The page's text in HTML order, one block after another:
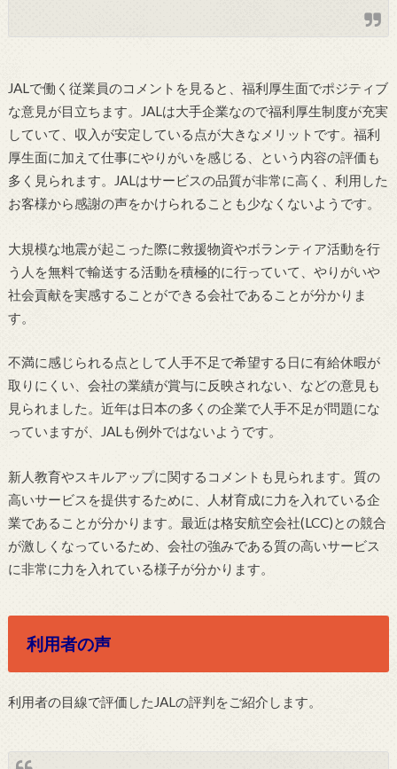
JALで働く従業員のコメントを見ると、福利厚生面でポジティブ
な意見が目立ちます。JALは大手企業なので福利厚生制度が充実
していて、収入が安定している点が大きなメリットです。福利
厚生面に加えて仕事にやりがいを感じる、という内容の評価も
多く見られます。JALはサービスの品質が非常に高く、利用した
お客様から感謝の声をかけられることも少なくないようです。
大規模な地震が起こった際に救援物資やボランティア活動を行
う人を無料で輸送する活動を積極的に行っていて、やりがいや
社会貢献を実感することができる会社であることが分かりま
す。
不満に感じられる点として人手不足で希望する日に有給休暇が
取りにくい、会社の業績が賞与に反映されない、などの意見も
見られました。近年は日本の多くの企業で人手不足が問題にな
っていますが、JALも例外ではないようです。
新人教育やスキルアップに関するコメントも見られます。質の
高いサービスを提供するために、人材育成に力を入れている企
業であることが分かります。最近は格安航空会社(LCC)との競合
が激しくなっているため、会社の強みである質の高いサービス
に非常に力を入れている様子が分かります。
利用者の声
利用者の目線で評価したJALの評判をご紹介します。